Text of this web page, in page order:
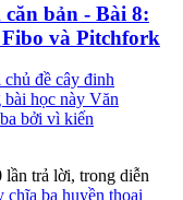
bản - Bài 8:
và Pitchfork
đề cây đinh
bài học này Văn
bởi vì kiến
lần trả lời, trong diễn
ba huyền thoại